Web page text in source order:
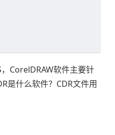
CorelDRAW软件主要针
是什么软件？CDR文件用